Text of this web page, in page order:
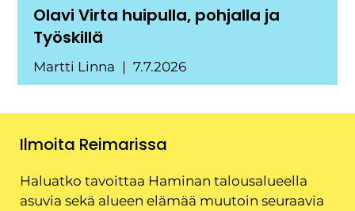
Olavi Virta huipulla, pohjalla ja
Työskillä
Martti Linna 7.7.2026
Ilmoita Reimarissa
Haluatko tavoittaa Haminan talousalueella
asuvia sekä alueen elämää muutoin seuraavia